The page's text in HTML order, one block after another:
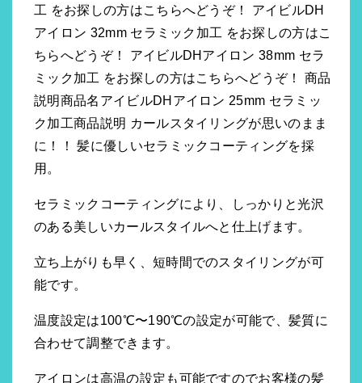
工 をお探しの方はこちらへどうぞ！ アイビルDH
アイロン 32mm セラミック加工 をお探しの方はこ
ちらへどうぞ！ アイビルDHアイロン 38mm セラ
ミック加工 をお探しの方はこちらへどうぞ！ 商品
説明商品名アイビルDHアイロン 25mm セラミッ
ク加工商品説明 カールスタイリングが思いのまま
に！！ 髪に優しいセラミックコーティングを採
用。
セラミックコーティングにより、しっかりと光沢
のある美しいカールスタイルへと仕上げます。
立ち上がりも早く、短時間でのスタイリングが可
能です。
温度設定は100℃〜190℃の設定が可能で、髪質に
合わせて調整できます。
アイロンは高温の設定も可能ですのでお客様の髪